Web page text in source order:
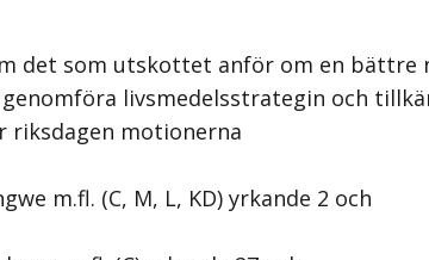
det som utskottet anför om en bättre
livsmedelsstrategin och
riksdagen motionerna
m.fl. (C, M, L, KD) yrkande 2 och